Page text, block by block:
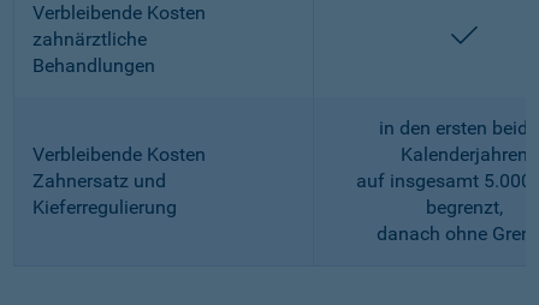
Verbleibende Kosten
zahnärztliche
Behandlungen
Verbleibende Kosten
Zahnersatz und
Kieferregulierung
in den ersten
Kalenderjahren
auf insgesamt 5.000
begrenzt,
danach ohne